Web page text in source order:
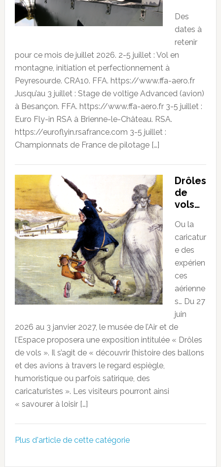
Des
dates à
retenir
pour ce mois de juillet 2026. 2-5 juillet : Vol en
montagne, initiation et perfectionnement à
Peyresourde. CRA10. FFA. https://www.ffa-aero.fr
Jusqu’au 3 juillet : Stage de voltige Advanced (avion)
à Besançon. FFA. https://www.ffa-aero.fr 3-5 juillet :
Euro Fly-in RSA à Brienne-le-Château. RSA.
https://euroflyin.rsafrance.com 3-5 juillet :
Championnats de France de pilotage […]
Drôles
de
vols…
Ou la
caricatur
e des
expérien
ces
aérienne
s… Du 27
juin
2026 au 3 janvier 2027, le musée de l’Air et de
l’Espace proposera une exposition intitulée « Drôles
de vols ». Il s’agit de « découvrir l’histoire des ballons
et des avions à travers le regard espiègle,
humoristique ou parfois satirique, des
caricaturistes ». Les visiteurs pourront ainsi
« savourer à loisir […]
Plus d'article de cette catégorie